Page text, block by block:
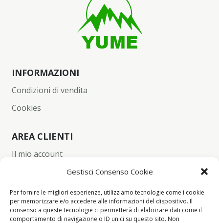
Gestisci Consenso Cookie
Per fornire le migliori esperienze, utilizziamo tecnologie come i cookie
per memorizzare e/o accedere alle informazioni del dispositivo. Il
consenso a queste tecnologie ci permetterà di elaborare dati come il
comportamento di navigazione o ID unici su questo sito. Non
INFORMAZIONI
Condizioni di vendita
Cookies
AREA CLIENTI
Il mio account
Wishlist
Checkout